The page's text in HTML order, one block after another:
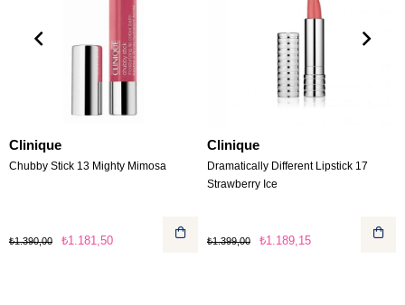
Clinique
Chubby Stick 13 Mighty Mimosa
₺1.181,50
₺1.390,00
Clinique
Dramatically Different Lipstick 17
Strawberry Ice
₺1.189,15
₺1.399,00